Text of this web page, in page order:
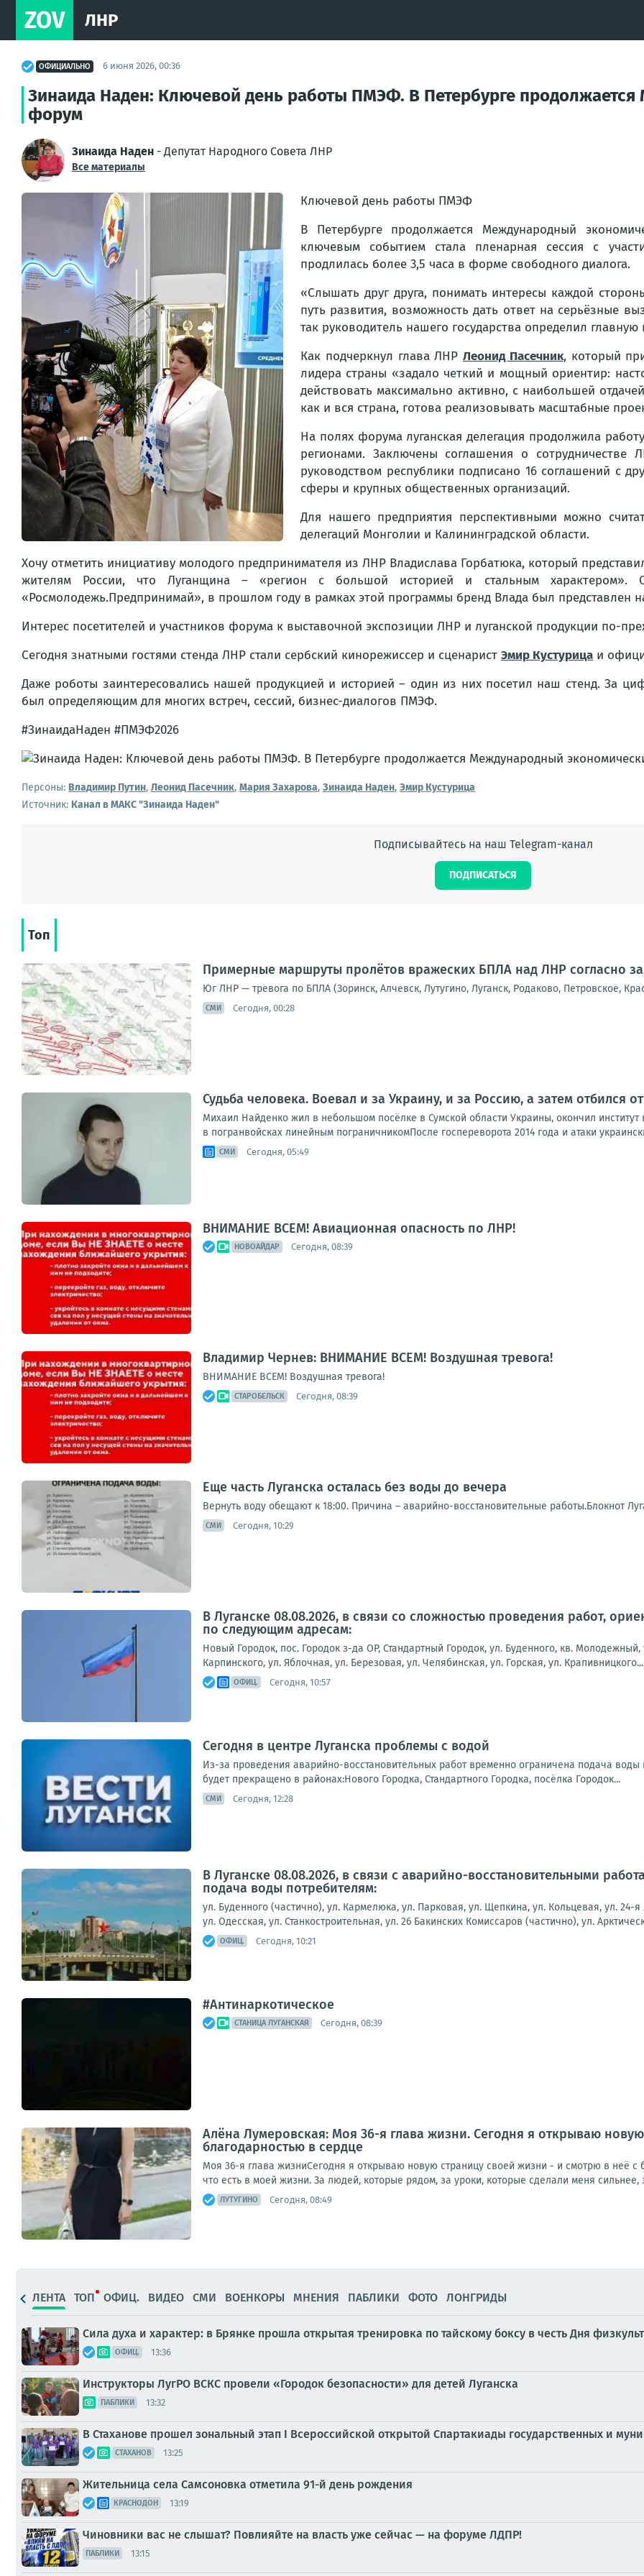
ZOV ЛНР
ОФИЦИАЛЬНО 6 июня 2026, 00:36
Зинаида Наден: Ключевой день работы ПМЭФ. В Петербурге
форум
Зинаида Наден - Депутат Народного Совета ЛНР
Все материалы
Ключевой день работы ПМЭФ
В Петербурге продолжается Международный
ключевым событием стала пленарная сессия с
продлилась более 3,5 часа в форме свободного диалога.
«Слышать друг друга, понимать интересы каждой
путь развития, возможность дать ответ на серьёзные
так руководитель нашего государства определил
Как подчеркнул глава ЛНР Леонид Пасечник, который
лидера страны «задало четкий и мощный ориентир:
действовать максимально активно, с наибольшей
как и вся страна, готова реализовывать масштабные
На полях форума луганская делегация продолжила
регионами. Заключены соглашения о
руководством республики подписано 16 соглашений с
сферы и крупных общественных организаций.
Для нашего предприятия перспективными можно
делегаций Монголии и Калининградской области.
Хочу отметить инициативу молодого предпринимателя из ЛНР Владислава Горбатюка, который
жителям России, что Луганщина – «регион с большой историей и стальным характером».
«Росмолодежь.Предпринимай», в прошлом году в рамках этой программы бренд Влада был представлен
Интерес посетителей и участников форума к выставочной экспозиции ЛНР и луганской продукции по-
Сегодня знатными гостями стенда ЛНР стали сербский кинорежиссер и сценарист Эмир Кустурица и
Даже роботы заинтересовались нашей продукцией и историей – один из них посетил наш стенд. За
был определяющим для многих встреч, сессий, бизнес-диалогов ПМЭФ.
#ЗинаидаНаден #ПМЭФ2026
Персоны: Владимир Путин, Леонид Пасечник, Мария Захарова, Зинаида Наден, Эмир Кустурица
Источник: Канал в МАКС "Зинаида Наден"
Подписывайтесь на наш Telegram-канал
ПОДПИСАТЬСЯ
Топ
Примерные маршруты пролётов вражеских БПЛА над ЛНР согласно
Юг ЛНР — тревога по БПЛА (Зоринск, Алчевск, Лутугино, Луганск, Родаково, Петровское,
СМИ Сегодня, 00:28
Судьба человека. Воевал и за Украину, и за Россию, а затем отбился
Михаил Найденко жил в небольшом посёлке в Сумской области Украины, окончил
в погранвойсках линейным пограничникомПосле госпереворота 2014 года и атаки
СМИ Сегодня, 05:49
ВНИМАНИЕ ВСЕМ! Авиационная опасность по ЛНР!
НОВОАЙДАР Сегодня, 08:39
Владимир Чернев: ВНИМАНИЕ ВСЕМ! Воздушная тревога!
ВНИМАНИЕ ВСЕМ! Воздушная тревога!
СТАРОБЕЛЬСК Сегодня, 08:39
Еще часть Луганска осталась без воды до вечера
Вернуть воду обещают к 18:00. Причина – аварийно-восстановительные работы.Блокнот
СМИ Сегодня, 10:29
В Луганске 08.08.2026, в связи со сложностью проведения работ,
по следующим адресам:
Новый Городок, пос. Городок з-да ОР, Стандартный Городок, ул. Буденного, кв.
Карпинского, ул. Яблочная, ул. Березовая, ул. Челябинская, ул. Горская, ул. Крапивницкого...
ОФИЦ. Сегодня, 10:57
Сегодня в центре Луганска проблемы с водой
Из-за проведения аварийно-восстановительных работ временно ограничена подача
будет прекращено в районах:Нового Городка, Стандартного Городка, посёлка Городок...
СМИ Сегодня, 12:28
В Луганске 08.08.2026, в связи с аварийно-восстановительными
подача воды потребителям:
ул. Буденного (частично), ул. Кармелюка, ул. Парковая, ул. Щепкина, ул. Кольцевая, ул. 24-
ул. Одесская, ул. Станкостроительная, ул. 26 Бакинских Комиссаров (частично), ул.
ОФИЦ. Сегодня, 10:21
#Антинаркотическое
СТАНИЦА ЛУГАНСКАЯ Сегодня, 08:39
Алёна Лумеровская: Моя 36-я глава жизни. Сегодня я открываю
благодарностью в сердце
Моя 36-я глава жизниСегодня я открываю новую страницу своей жизни - и смотрю в неё с
что есть в моей жизни. За людей, которые рядом, за уроки, которые сделали меня сильнее,
ЛУТУГИНО Сегодня, 08:49
ЛЕНТА ТОП ОФИЦ. ВИДЕО СМИ ВОЕНКОРЫ МНЕНИЯ ПАБЛИКИ ФОТО ЛОНГРИДЫ
Сила духа и характер: в Брянке прошла открытая тренировка по тайскому боксу в честь Дня
ОФИЦ. 13:36
Инструкторы ЛугРО ВСКС провели «Городок безопасности» для детей Луганска
ПАБЛИКИ 13:32
В Стаханове прошел зональный этап I Всероссийской открытой Спартакиады государственных и
СТАХАНОВ 13:25
Жительница села Самсоновка отметила 91-й день рождения
КРАСНОДОН 13:19
Чиновники вас не слышат? Повлияйте на власть уже сейчас — на форуме ЛДПР!
ПАБЛИКИ 13:15